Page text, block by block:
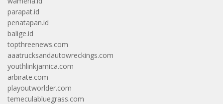
parapat.id
penatapan.id
balige.id
topthreenews.com
aaatrucksandautowreckings.com
youthlinkjamica.com
arbirate.com
playoutworlder.com
temeculabluegrass.com